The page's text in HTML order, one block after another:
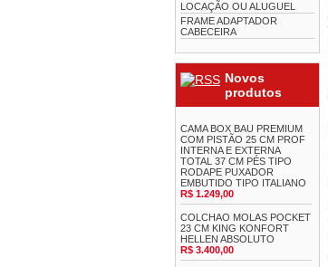
LOCAÇÃO OU ALUGUEL
FRAME ADAPTADOR
CABECEIRA
Novos
produtos
CAMA BOX BAU PREMIUM
COM PISTÃO 25 CM PROF
INTERNA E EXTERNA
TOTAL 37 CM PÉS TIPO
RODAPE PUXADOR
EMBUTIDO TIPO ITALIANO
R$ 1.249,00
COLCHAO MOLAS POCKET
23 CM KING KONFORT
HELLEN ABSOLUTO
R$ 3.400,00